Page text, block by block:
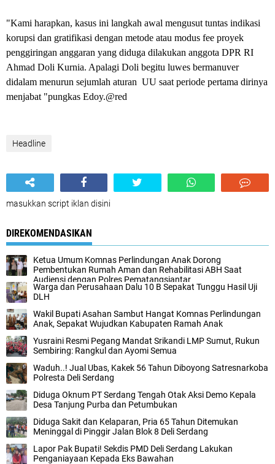
"Kami harapkan, kasus ini langkah awal mengusut tuntas indikasi
korupsi dan gratifikasi dengan metode atau modus fee proyek
penggiringan anggaran yang diduga dilakukan anggota DPR RI
Ahmad Doli Kurnia. Apalagi Doli begitu luwes bermanuver
didalam menurun sejumlah aturan UU saat periode pertama dirinya
menjabat "pungkas Edoy.@red
Headline
masukkan script iklan disini
DIREKOMENDASIKAN
Ketua Umum Komnas Perlindungan Anak Dorong
Pembentukan Rumah Aman dan Rehabilitasi ABH Saat
Audiensi dengan Polres Pematangsiantar
Warga dan Perusahaan Dalu 10 B Sepakat Tunggu Hasil Uji
DLH
Wakil Bupati Asahan Sambut Hangat Komnas Perlindungan
Anak, Sepakat Wujudkan Kabupaten Ramah Anak
Yusraini Resmi Pegang Mandat Srikandi LMP Sumut, Rukun
Sembiring: Rangkul dan Ayomi Semua
Waduh..! Jual Ubas, Kakek 56 Tahun Diboyong Satresnarkoba
Polresta Deli Serdang
Diduga Oknum PT Serdang Tengah Otak Aksi Demo Kepala
Desa Tanjung Purba dan Petumbukan
Diduga Sakit dan Kelaparan, Pria 65 Tahun Ditemukan
Meninggal di Pinggir Jalan Blok 8 Deli Serdang
Lapor Pak Bupati! Sekdis PMD Deli Serdang Lakukan
Penganiayaan Kepada Eks Bawahan ‎